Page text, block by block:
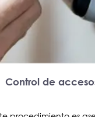
Control de